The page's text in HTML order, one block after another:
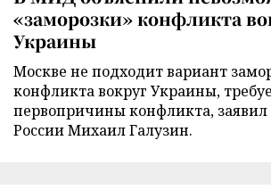
«заморозки» конфликта
Украины
Москве не подходит вариант
конфликта вокруг Украины,
первопричины конфликта,
России Михаил Галузин.